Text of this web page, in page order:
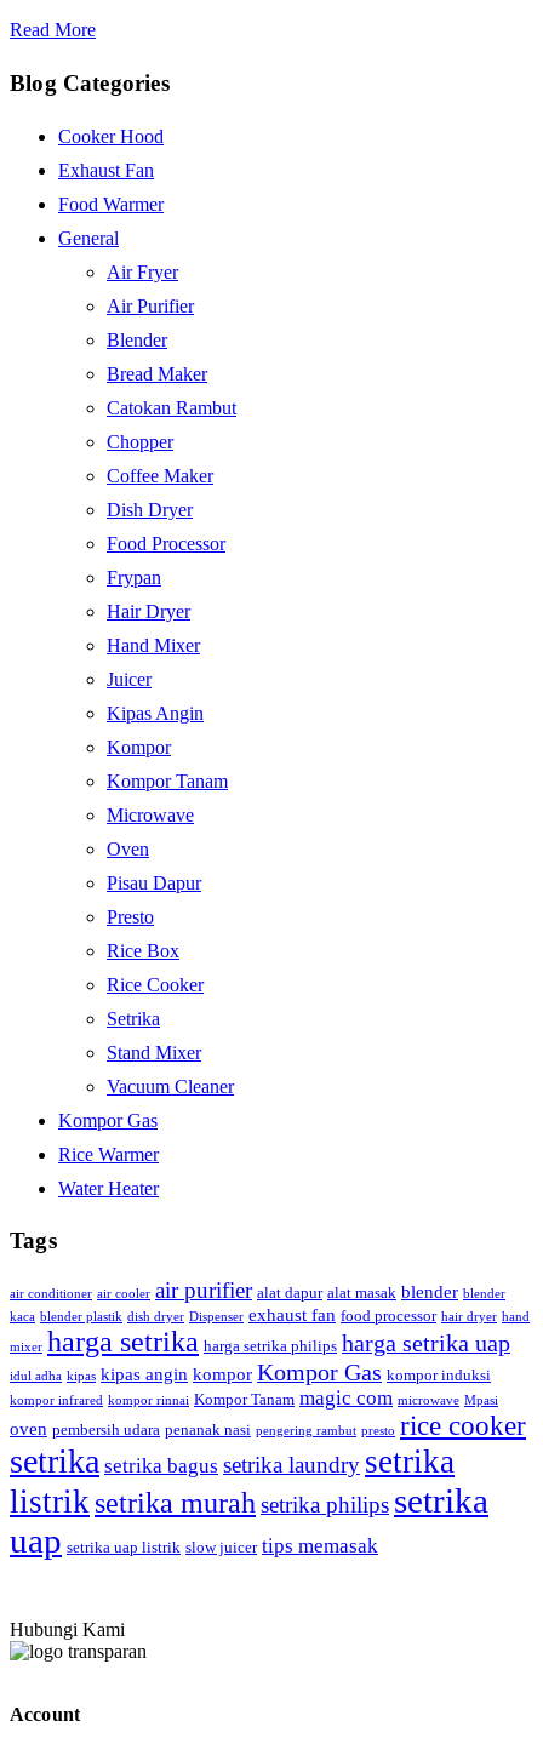
Read More
Blog Categories
Cooker Hood
Exhaust Fan
Food Warmer
General
Air Fryer
Air Purifier
Blender
Bread Maker
Catokan Rambut
Chopper
Coffee Maker
Dish Dryer
Food Processor
Frypan
Hair Dryer
Hand Mixer
Juicer
Kipas Angin
Kompor
Kompor Tanam
Microwave
Oven
Pisau Dapur
Presto
Rice Box
Rice Cooker
Setrika
Stand Mixer
Vacuum Cleaner
Kompor Gas
Rice Warmer
Water Heater
Tags
air conditioner air cooler air purifier alat dapur alat masak blender blender
kaca blender plastik dish dryer Dispenser exhaust fan food processor hair dryer hand
mixer harga setrika harga setrika philips harga setrika uap
idul adha kipas kipas angin kompor Kompor Gas kompor induksi
kompor infrared kompor rinnai Kompor Tanam magic com microwave Mpasi
oven pembersih udara penanak nasi pengering rambut presto rice cooker
setrika setrika bagus setrika laundry setrika
listrik setrika murah setrika philips setrika
uap setrika uap listrik slow juicer tips memasak
Hubungi Kami
Account